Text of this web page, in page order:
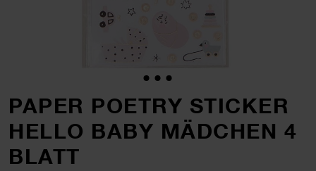
PAPER POETRY STICKER
HELLO BABY MÄDCHEN 4
BLATT